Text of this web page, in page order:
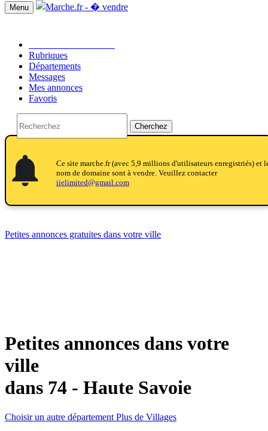
Menu
Rubriques
Départements
Messages
Mes annonces
Favoris
Cherchez
Ce site marche.fr (avec 5,9 millions d'utilisateurs enregistriés) et
nom de domaine sont à vendre. Veuillez contacter
iielimited@gmail.com
Petites annonces gratuites dans votre ville
Petites annonces dans votre
ville
dans 74 - Haute Savoie
Choisir un autre département Plus de Villages